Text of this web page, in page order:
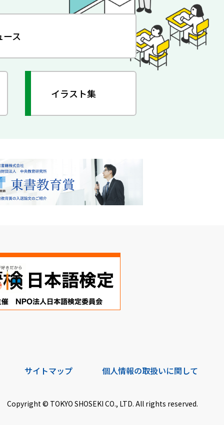
ス
イラスト集
サイトマップ 個人情報の取扱いに関して
Copyright © TOKYO SHOSEKI CO., LTD. All rights reserved.